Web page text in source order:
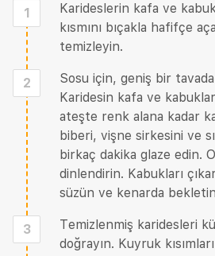
1
Karideslerin kafa ve
kısmını bıçakla hafifçe
temizleyin.
2
Sosu için, geniş bir tavada
Karidesin kafa ve
ateşte renk alana kadar
biberi, vişne sirkesini ve
birkaç dakika glaze edin.
dinlendirin. Kabukları
süzün ve kenarda
3
Temizlenmiş karidesleri
doğrayın. Kuyruk